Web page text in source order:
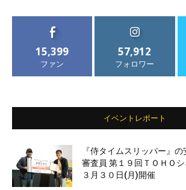
15,399
ファン
57,912
フォロワー
イベントレポート
『侍タイムスリッパー』
審査員 第１９回ＴＯＨＯ
３月３０日(月)開催